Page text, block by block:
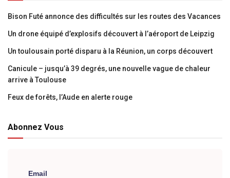
Bison Futé annonce des difficultés sur les routes des Vacances
Un drone équipé d’explosifs découvert à l’aéroport de Leipzig
Un toulousain porté disparu à la Réunion, un corps découvert
Canicule – jusqu’à 39 degrés, une nouvelle vague de chaleur
arrive à Toulouse
Feux de forêts, l’Aude en alerte rouge
Abonnez Vous
Email